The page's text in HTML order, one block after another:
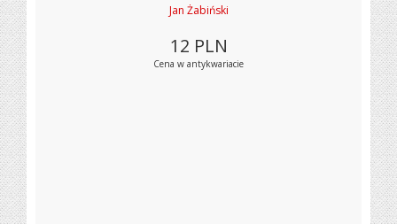
Jan Żabiński
12 PLN
Cena w antykwariacie